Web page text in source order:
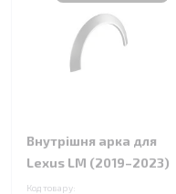
Внутрішня арка для
Lexus LM (2019–2023)
Код товару: